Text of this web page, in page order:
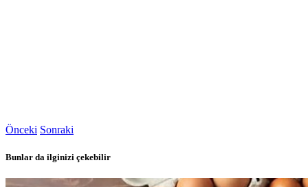
Önceki Sonraki
Bunlar da ilginizi çekebilir